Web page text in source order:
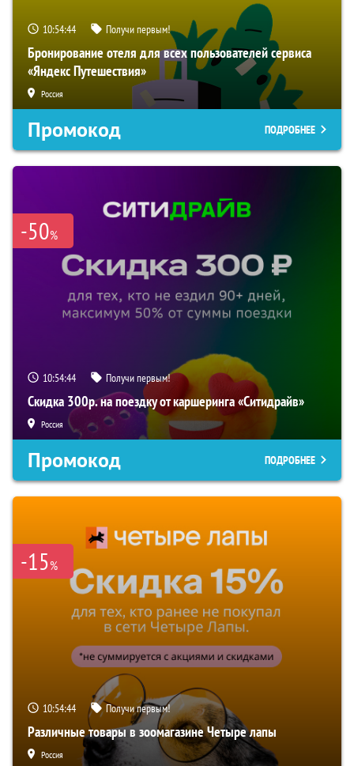
10:54:42 Получи первым!
Бронирование отеля для всех пользователей сервиса
«Яндекс Путешествия»
Россия
Промокод ПОДРОБНЕЕ
-50%
10:54:42 Получи первым!
Скидка 300р. на поездку от каршеринга «Ситидрайв»
Россия
Промокод ПОДРОБНЕЕ
-15%
10:54:42 Получи первым!
Различные товары в зоомагазине Четыре лапы
Россия